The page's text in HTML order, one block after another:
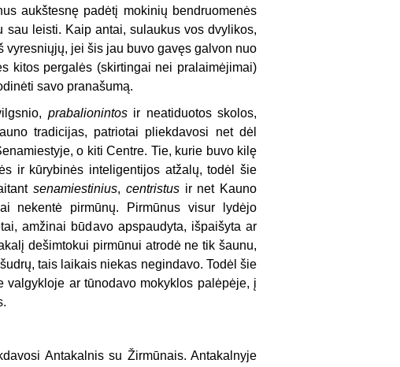
aukštesnę padėtį mokinių bendruomenės
leisti. Kaip antai, sulaukus vos dvylikos,
vyresniųjų, jei šis jau buvo gavęs galvon nuo
kitos pergalės (skirtingai nei pralaimėjimai)
savo pranašumą.
prabalionintosir neatiduotos skolos,
tradicijas, patriotai pliekdavosi net dėl
o kiti Centre. Tie, kurie buvo kilę
ir kūrybinės inteligentijos atžalų, todėl šie
senamiestinius, centristusir net Kauno
nekentė pirmūnų. Pirmūnus visur lydėjo
amžinai būdavo apspaudyta, išpaišyta ar
dešimtokui pirmūnui atrodė ne tik šaunu,
tais laikais niekas negindavo. Todėl šie
ar tūnodavo mokyklos palėpėje, į
Antakalnis su Žirmūnais. Antakalnyje